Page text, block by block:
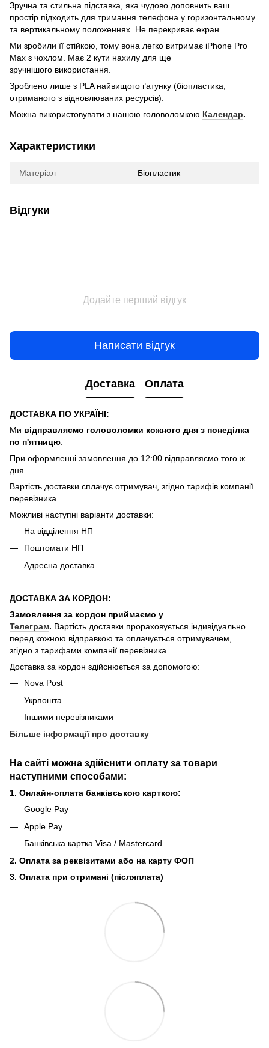
Зручна та стильна підставка, яка чудово доповнить ваш
простір підходить для тримання телефона у горизонтальному
та вертикальному положеннях. Не перекриває екран.
Ми зробили її стійкою, тому вона легко витримає iPhone Pro
Max з чохлом. Має 2 кути нахилу для ще
зручнішого використання.
Зроблено лише з PLA найвищого ґатунку (біопластика,
отриманого з відновлюваних ресурсів).
Можна використовувати з нашою головоломкою Календар.
Характеристики
Матеріал Біопластик
Відгуки
Додайте перший відгук
Написати відгук
Доставка Оплата
ДОСТАВКА ПО УКРАЇНІ:
Ми відправляємо головоломки кожного дня з понеділка
по п'ятницю
При оформленні замовлення до 12:00 відправляємо того ж
дня.
Вартість доставки cплачує отримувач, згідно тарифів компанії
перевізника.
Можливі наступні варіанти доставки:
На відділення НП
Поштомати НП
Адресна доставка
ДОСТАВКА ЗА КОРДОН:
Замовлення за кордон приймаємо у
Телеграм. Вартість доставки прораховується індивідуально
перед кожною відправкою та оплачується отримувачем,
згідно з тарифами компанії перевізника.
Доставка за кордон здійснюється за допомогою:
Nova Post
Укрпошта
Іншими перевізниками
Більше інформації про доставку
На сайті можна здійснити оплату за товари
наступними способами:
1. Онлайн-оплата банківською карткою:
Google Pay
Apple Pay
Банківська картка Visa / Mastercard
2. Оплата за реквізитами або на карту ФОП
3. Оплата при отримані (післяплата)